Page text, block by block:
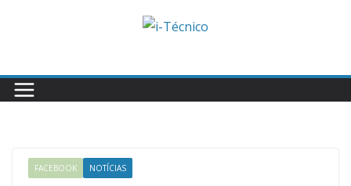
FACEBOOK NOTÍCIAS